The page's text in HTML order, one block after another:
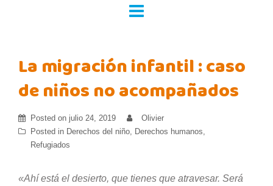
La migración infantil : caso
de niños no acompañados
Posted on julio 24, 2019
Olivier
Posted in Derechos del niño, Derechos humanos,
Refugiados
«Ahí está el desierto, que tienes que atravesar. Será